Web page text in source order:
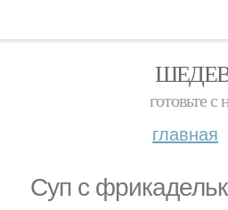
готовьте
главная
Суп с